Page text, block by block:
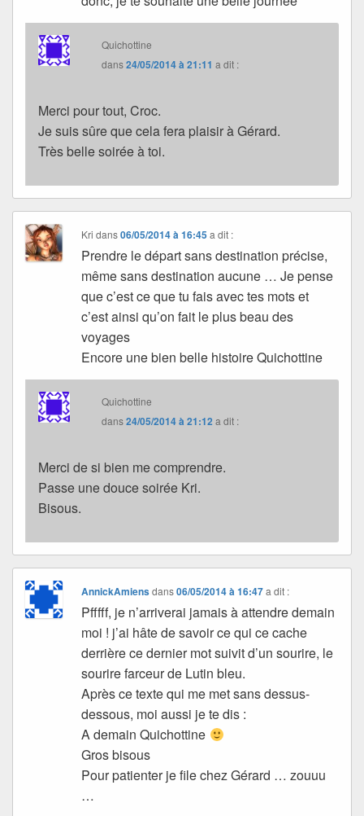
Quichottine
dans24/05/2014 à 21:11 a dit :
Merci pour tout, Croc.
Je suis sûre que cela fera plaisir à Gérard.
Très belle soirée à toi.
Kri dans06/05/2014 à 16:45 a dit :
Prendre le départ sans destination précise,
même sans destination aucune … Je pense
que c’est ce que tu fais avec tes mots et
c’est ainsi qu’on fait le plus beau des
voyages
Encore une bien belle histoire Quichottine
Quichottine
dans24/05/2014 à 21:12 a dit :
Merci de si bien me comprendre.
Passe une douce soirée Kri.
Bisous.
AnnickAmiensdans06/05/2014 à 16:47 a dit :
Pfffff, je n’arriverai jamais à attendre demain
moi ! j’ai hâte de savoir ce qui ce cache
derrière ce dernier mot suivit d’un sourire, le
sourire farceur de Lutin bleu.
Après ce texte qui me met sans dessus-
dessous, moi aussi je te dis :
A demain Quichottine
Gros bisous
Pour patienter je file chez Gérard … zouuu
…